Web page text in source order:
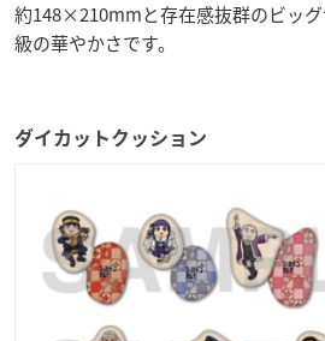
約148×210mmと存在感抜群のビッ
級の華やかさです。
ダイカットクッション